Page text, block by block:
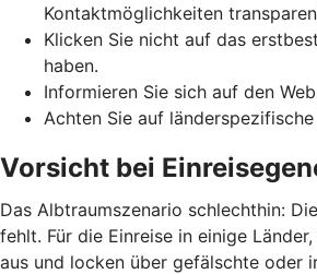
Kontaktmöglichkeiten
Klicken Sie nicht auf das
haben.
Informieren Sie sich auf den
Achten Sie auf länderspezifische
Vorsicht bei
Das Albtraumszenario schlechthin:
fehlt. Für die Einreise in einige
aus und locken über gefälschte oder